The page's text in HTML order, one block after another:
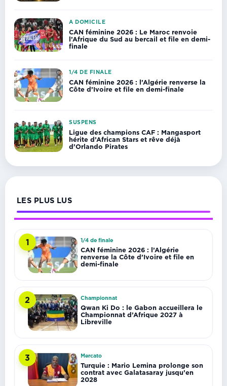
A DOMICILE
CAN féminine 2026 : Le Maroc renvoie
l’Afrique du Sud au bercail et file en demi-
finale
1/4 DE FINALE
CAN féminine 2026 : l’Algérie renverse la
Côte d’Ivoire et file en demi-finale
SUSPENS
Ligue des champions CAF : Mangasport
hérite d’African Stars et rêve déjà
d’Orlando Pirates
LES PLUS LUS
1 1/4 de finale
CAN féminine 2026 : l’Algérie
renverse la Côte d’Ivoire et file en
demi-finale
2 Championnat
Qwan Ki Do : le Gabon accueillera le
Championnat d’Afrique 2027 à
Libreville
3 Mercato
Turquie : Mario Lemina prolonge son
contrat avec Galatasaray jusqu’en
2028